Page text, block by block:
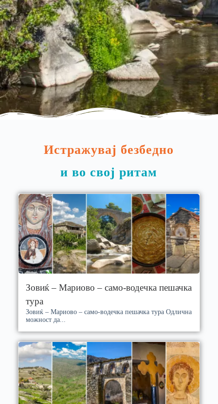
Истражувај безбедно
и во свој ритам
Зовиќ – Мариово – само-водечка пешачка
тура
Зовиќ – Мариово – само-водечка пешачка тура Одлична
можност да...